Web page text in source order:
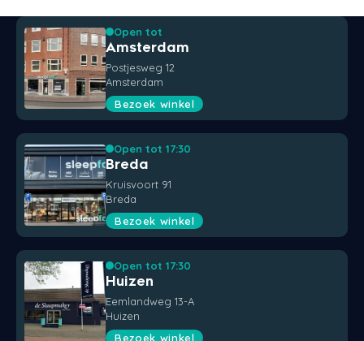
Open tot
Amsterdam
Postjesweg 12
Amsterdam
Bezoek winkel
Open tot 17:30
Breda
Kruisvoort 91
Breda
Bezoek winkel
Open tot 17:30
Huizen
Eemlandweg 13-A
Huizen
Bezoek winkel